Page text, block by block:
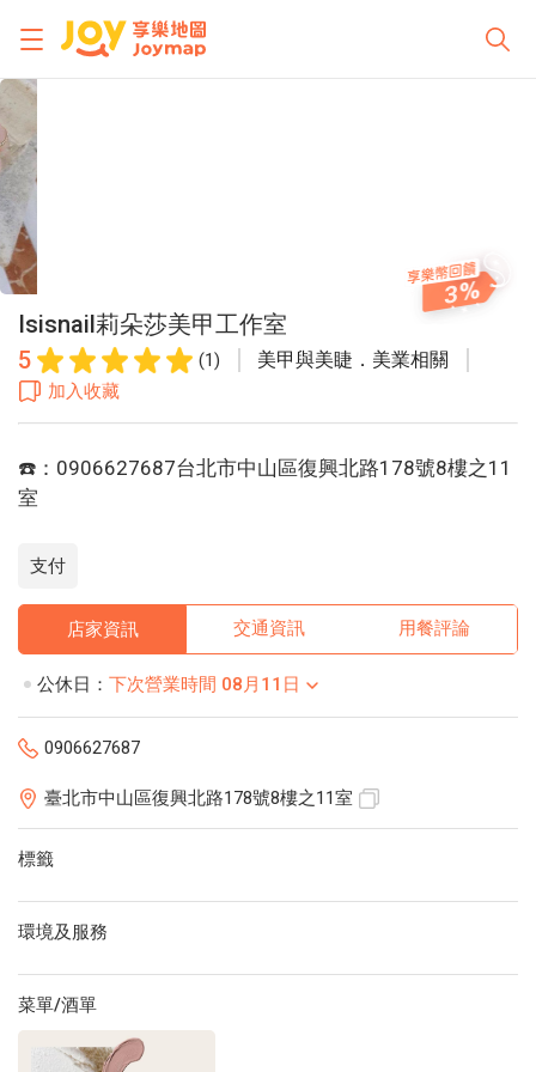
Isisnail莉朵莎美甲工作室
5
(1) 美甲與美睫．美業相關
加入收藏
3
☎️：0906627687台北市中山區復興北路178號8樓之11
室
支付
店家資訊 交通資訊 用餐評論
公休日： 下次營業時間 08月11日
0906627687
臺北市中山區復興北路178號8樓之11室
標籤
環境及服務
菜單/酒單